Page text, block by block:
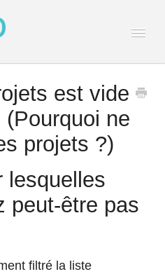
est vide
ne
projets ?)
lesquelles
peut-être pas
filtré la liste